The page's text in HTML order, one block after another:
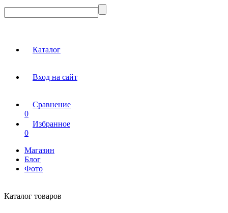
Каталог
Вход на сайт
Сравнение
0
Избранное
0
Магазин
Блог
Фото
Каталог товаров